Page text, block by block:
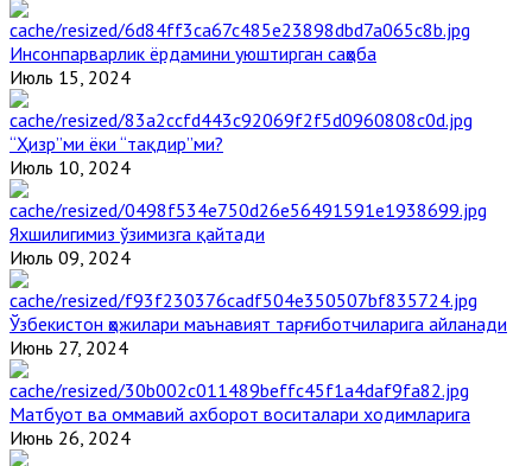
Инсонпарварлик ёрдамини уюштирган саҳоба
Июль 15, 2024
“Ҳизр”ми ёки “тақдир”ми?
Июль 10, 2024
Яхшилигимиз ўзимизга қайтади
Июль 09, 2024
Ўзбекистон ҳожилари маънавият тарғиботчиларига айланади
Июнь 27, 2024
Матбуот ва оммавий ахборот воситалари ходимларига
Июнь 26, 2024